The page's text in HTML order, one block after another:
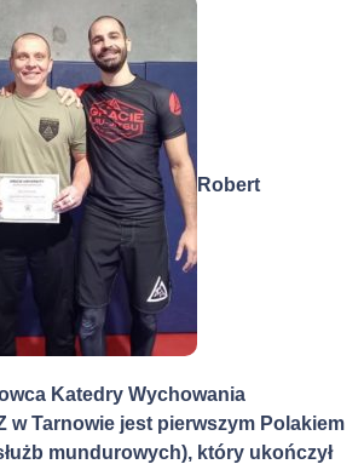
Robert
Katedry Wychowania
w Tarnowie jest pierwszym Polakiem
mundurowych), który ukończył